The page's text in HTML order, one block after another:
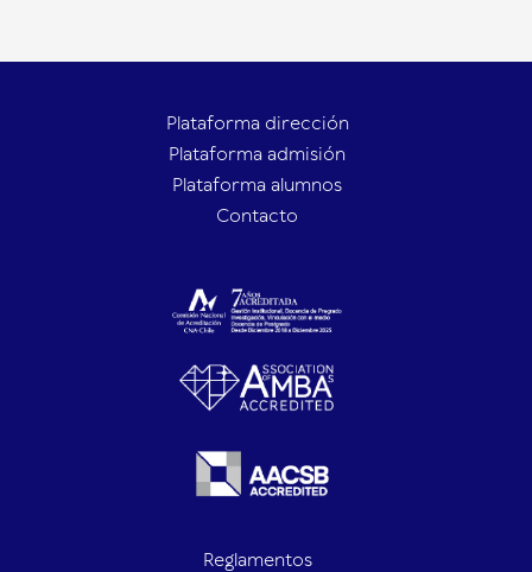
Plataforma dirección
Plataforma admisión
Plataforma alumnos
Contacto
Reglamentos